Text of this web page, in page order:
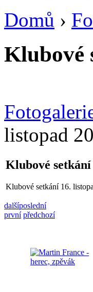
Domů ›
Klubové
listopad
Klubové
Klubové setkání 16.
dalšíposlední
první předchozí